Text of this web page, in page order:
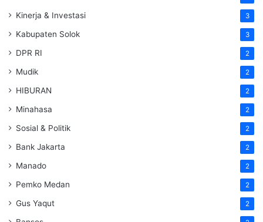
Kinerja & Investasi 3
Kabupaten Solok 3
DPR RI 2
Mudik 2
HIBURAN 2
Minahasa 2
Sosial & Politik 2
Bank Jakarta 2
Manado 2
Pemko Medan 2
Gus Yaqut 2